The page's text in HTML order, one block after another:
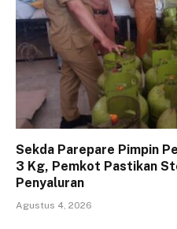
Sekda Parepare Pimpin
3 Kg, Pemkot Pastikan
Penyaluran
Agustus 4, 2026